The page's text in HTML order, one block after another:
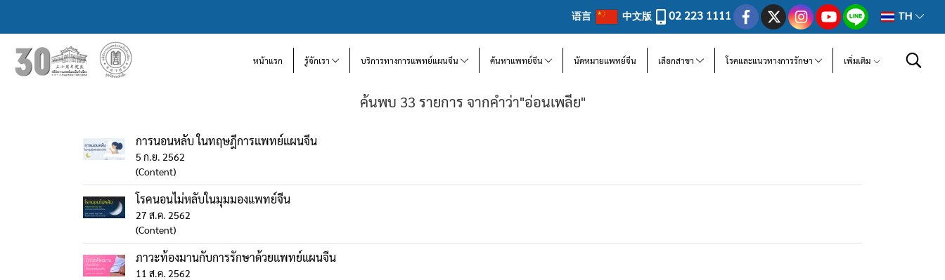
语言 中文版 02 223 1111 TH
หน้าแรก รู้จักเรา บริการทางการแพทย์แผนจีน ค้นหาแพทย์จีน นัดหมายแพทย์จีน เลือกสาขา โรคและแนวทางการรักษา เพิ่มเติม
ค้นพบ 33 รายการ จากคำว่า"อ่อนเพลีย"
การนอนหลับ ในทฤษฎีการแพทย์แผนจีน
5 ก.ย. 2562
(Content)
โรคนอนไม่หลับในมุมมองแพทย์จีน
27 ส.ค. 2562
(Content)
ภาวะท้องมานกับการรักษาด้วยแพทย์แผนจีน
11 ส.ค. 2562